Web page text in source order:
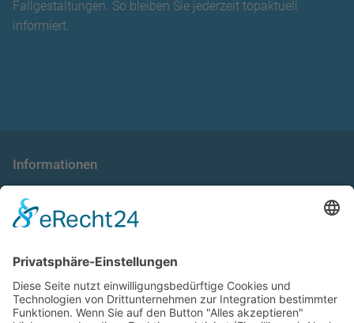
Fallgestaltungen. So bleiben Sie jederzeit topaktuell
informiert.
Informationen
Allgemeine Geschäftsbedingungen
Datenschutzerklärung
Unser Seminarangebot